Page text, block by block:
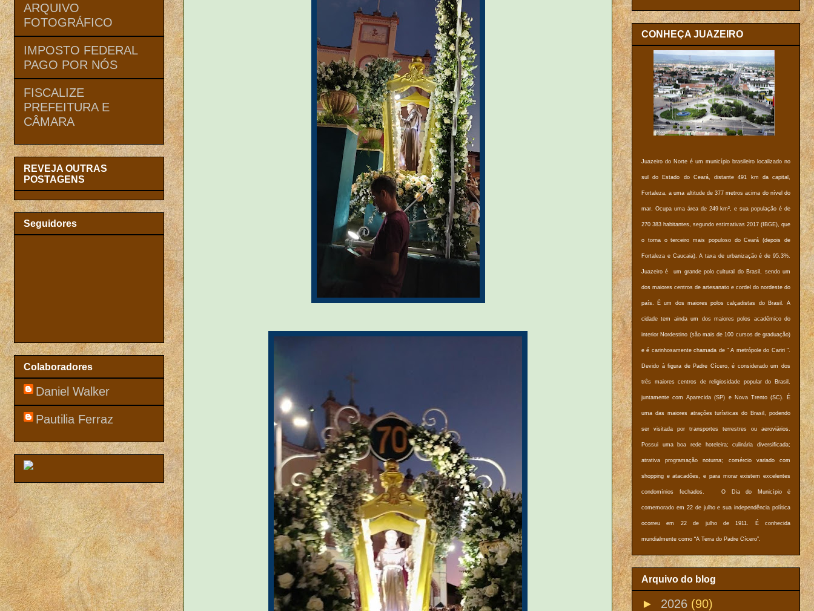
ARQUIVO
FOTOGRÁFICO
IMPOSTO FEDERAL
PAGO POR NÓS
FISCALIZE
PREFEITURA E
CÂMARA
REVEJA OUTRAS
POSTAGENS
Seguidores
Colaboradores
Daniel Walker
Pautilia Ferraz
CONHEÇA JUAZEIRO
Juazeiro do Norte é um município brasileiro localizado no
sul do Estado do Ceará, distante 491 km da capital,
Fortaleza, a uma altitude de 377 metros acima do nível do
mar. Ocupa uma área de 249 km², e sua população é de
270 383 habitantes, segundo estimativas 2017 (IBGE), que
o torna o terceiro mais populoso do Ceará (depois de
Fortaleza e Caucaia). A taxa de urbanização é de 95,3%.
Juazeiro é um grande polo cultural do Brasil, sendo um
dos maiores centros de artesanato e cordel do nordeste do
país. É um dos maiores polos calçadistas do Brasil. A
cidade tem ainda um dos maiores polos acadêmico do
interior Nordestino (são mais de 100 cursos de graduação)
e é carinhosamente chamada de " A metrópole do Cariri ".
Devido à figura de Padre Cícero, é considerado um dos
três maiores centros de religiosidade popular do Brasil,
juntamente com Aparecida (SP) e Nova Trento (SC). É
uma das maiores atrações turísticas do Brasil, podendo
ser visitada por transportes terrestres ou aeroviários.
Possui uma boa rede hoteleira; culinária diversificada;
atrativa programação noturna; comércio variado com
shopping e atacadões, e para morar existem excelentes
condomínios fechados. O Dia do Município é
comemorado em 22 de julho e sua independência política
ocorreu em 22 de julho de 1911. É conhecida
mundialmente como “A Terra do Padre Cícero”.
Arquivo do blog
► 2026 (90)